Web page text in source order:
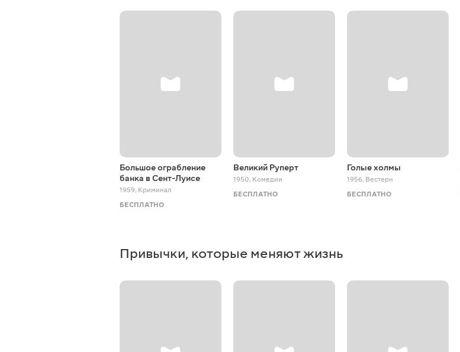
Большое ограбление
банка в Сент-Луисе
1959, Криминал
БЕСПЛАТНО
Великий Руперт
1950, Комедии
БЕСПЛАТНО
Голые холмы
1956, Вестерн
БЕСПЛАТНО
Привычки, которые меняют жизнь